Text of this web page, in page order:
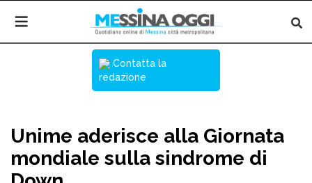
Contatta la
redazione
Unime aderisce alla Giornata
mondiale sulla sindrome di